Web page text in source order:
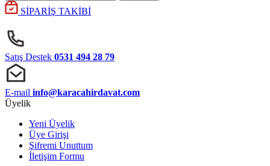
SİPARİŞ TAKİBİ
Satış Destek 0531 494 28 79
E-mail info@karacahirdavat.com
Üyelik
Yeni Üyelik
Üye Girişi
Şifremi Unuttum
İletişim Formu